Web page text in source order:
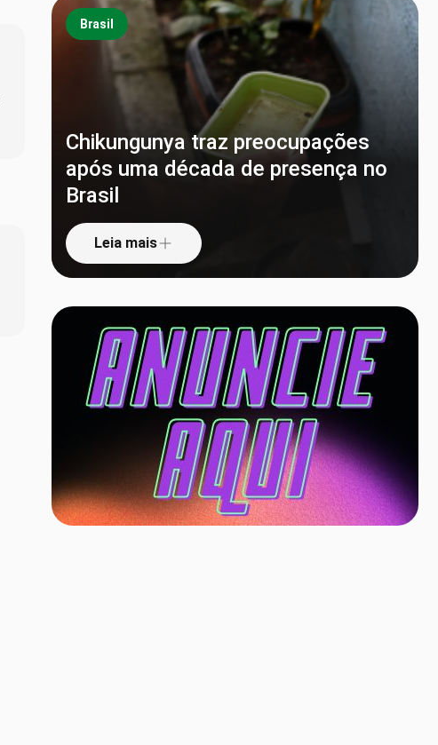
Brasil
Chikungunya traz preocupações
após uma década de presença no
Brasil
Leia mais